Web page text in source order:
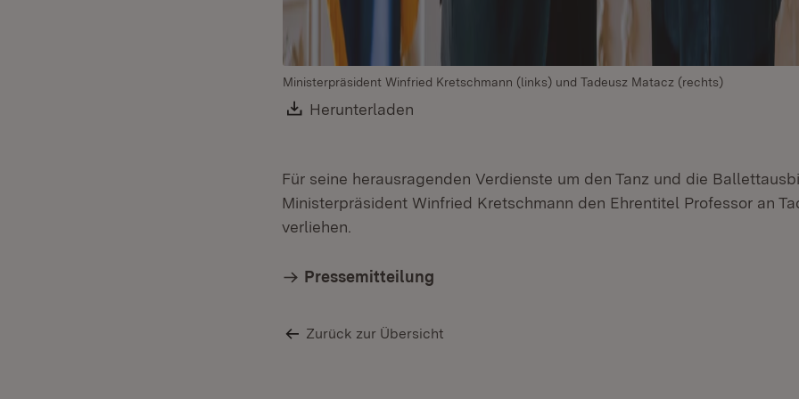
Ministerpräsident Winfried Kretschmann (links) und Tadeusz Matacz (rechts)
Download:
Herunterladen
Für seine herausragenden Verdienste um den Tanz und die
Ministerpräsident Winfried Kretschmann den Ehrentitel Professor an
verliehen.
Pressemitteilung
Zurück zur Übersicht